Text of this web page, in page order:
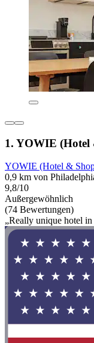
1. YOWIE (Hotel
YOWIE (Hotel &
0,9 km von
9,8/10
Außergewöhnlich
(74 Bewertungen)
„Really unique hotel in